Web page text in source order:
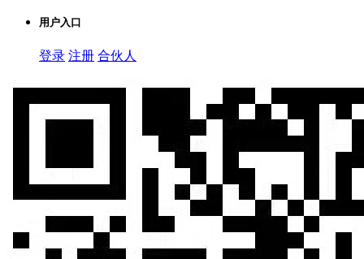
用户入口
登录 注册 合伙人